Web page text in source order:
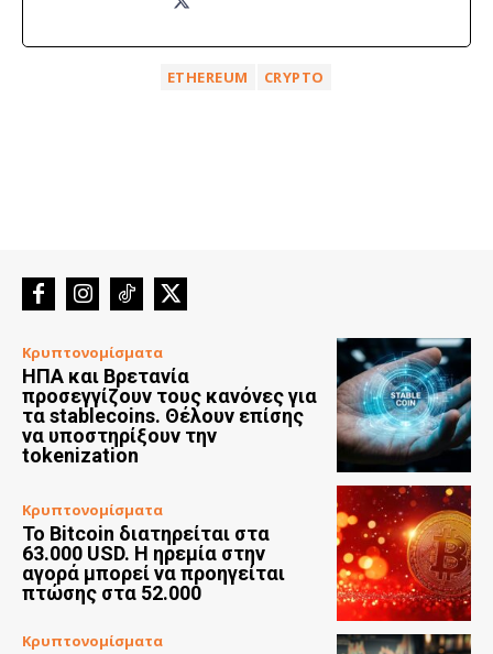
ETHEREUM CRYPTO
Κρυπτονομίσματα
ΗΠΑ και Βρετανία
προσεγγίζουν τους κανόνες για
τα stablecoins. Θέλουν επίσης
να υποστηρίξουν την
tokenization
Κρυπτονομίσματα
Το Bitcoin διατηρείται στα
63.000 USD. Η ηρεμία στην
αγορά μπορεί να προηγείται
πτώσης στα 52.000
Κρυπτονομίσματα